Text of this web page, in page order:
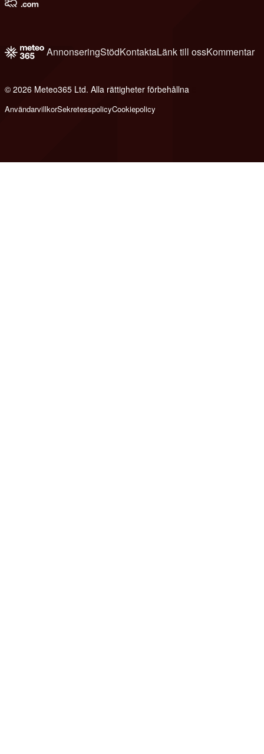
AnnonseringStödKontaktaLänk till ossKommentar
© 2026 Meteo365 Ltd. Alla rättigheter förbehållna
AnvändarvillkorSekretesspolicyCookiepolicy